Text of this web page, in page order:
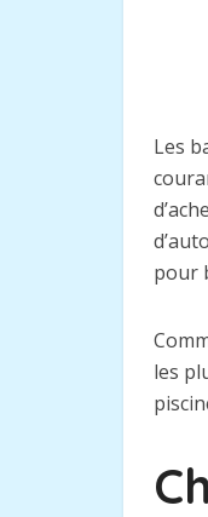
Les
pour
les